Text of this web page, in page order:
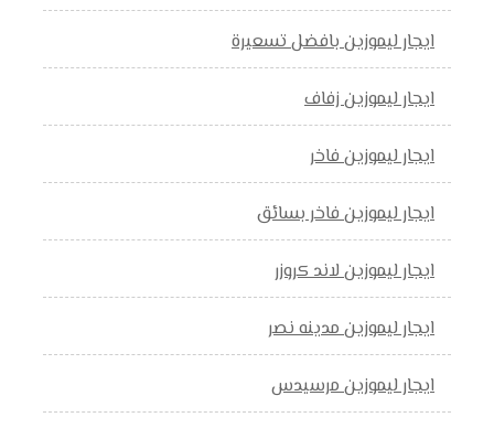
ايجار ليموزين بافضل تسعيرة
ايجار ليموزين زفاف
ايجار ليموزين فاخر
ايجار ليموزين فاخر بسائق
ايجار ليموزين لاند كروزر
ايجار ليموزين مدينه نصر
ايجار ليموزين مرسيدس